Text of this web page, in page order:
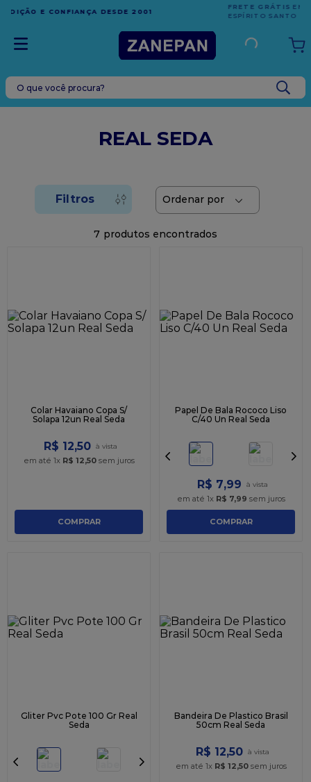
EM COMPRAS ACIMA DE R$1.000,00 PARA O
ESPÍRITO SANTO
O que você procura?
REAL SEDA
7
Colar Havaiano Copa S/
Solapa 12un Real Seda
R$ 12,50
em até 1x R$ 12,50sem juros
COMPRAR
Papel De Bala Rococo Liso
C/40 Un Real Seda
R$ 7,99
em até 1x R$ 7,99 sem juros
COMPRAR
Gliter Pvc Pote 100 Gr Real
Seda
Bandeira De Plastico Brasil
50cm Real Seda
R$ 12,50
em até 1x R$ 12,50sem juros
TERMOS MAIS BUSCADOS
vela
bala
9º
caixa kraft